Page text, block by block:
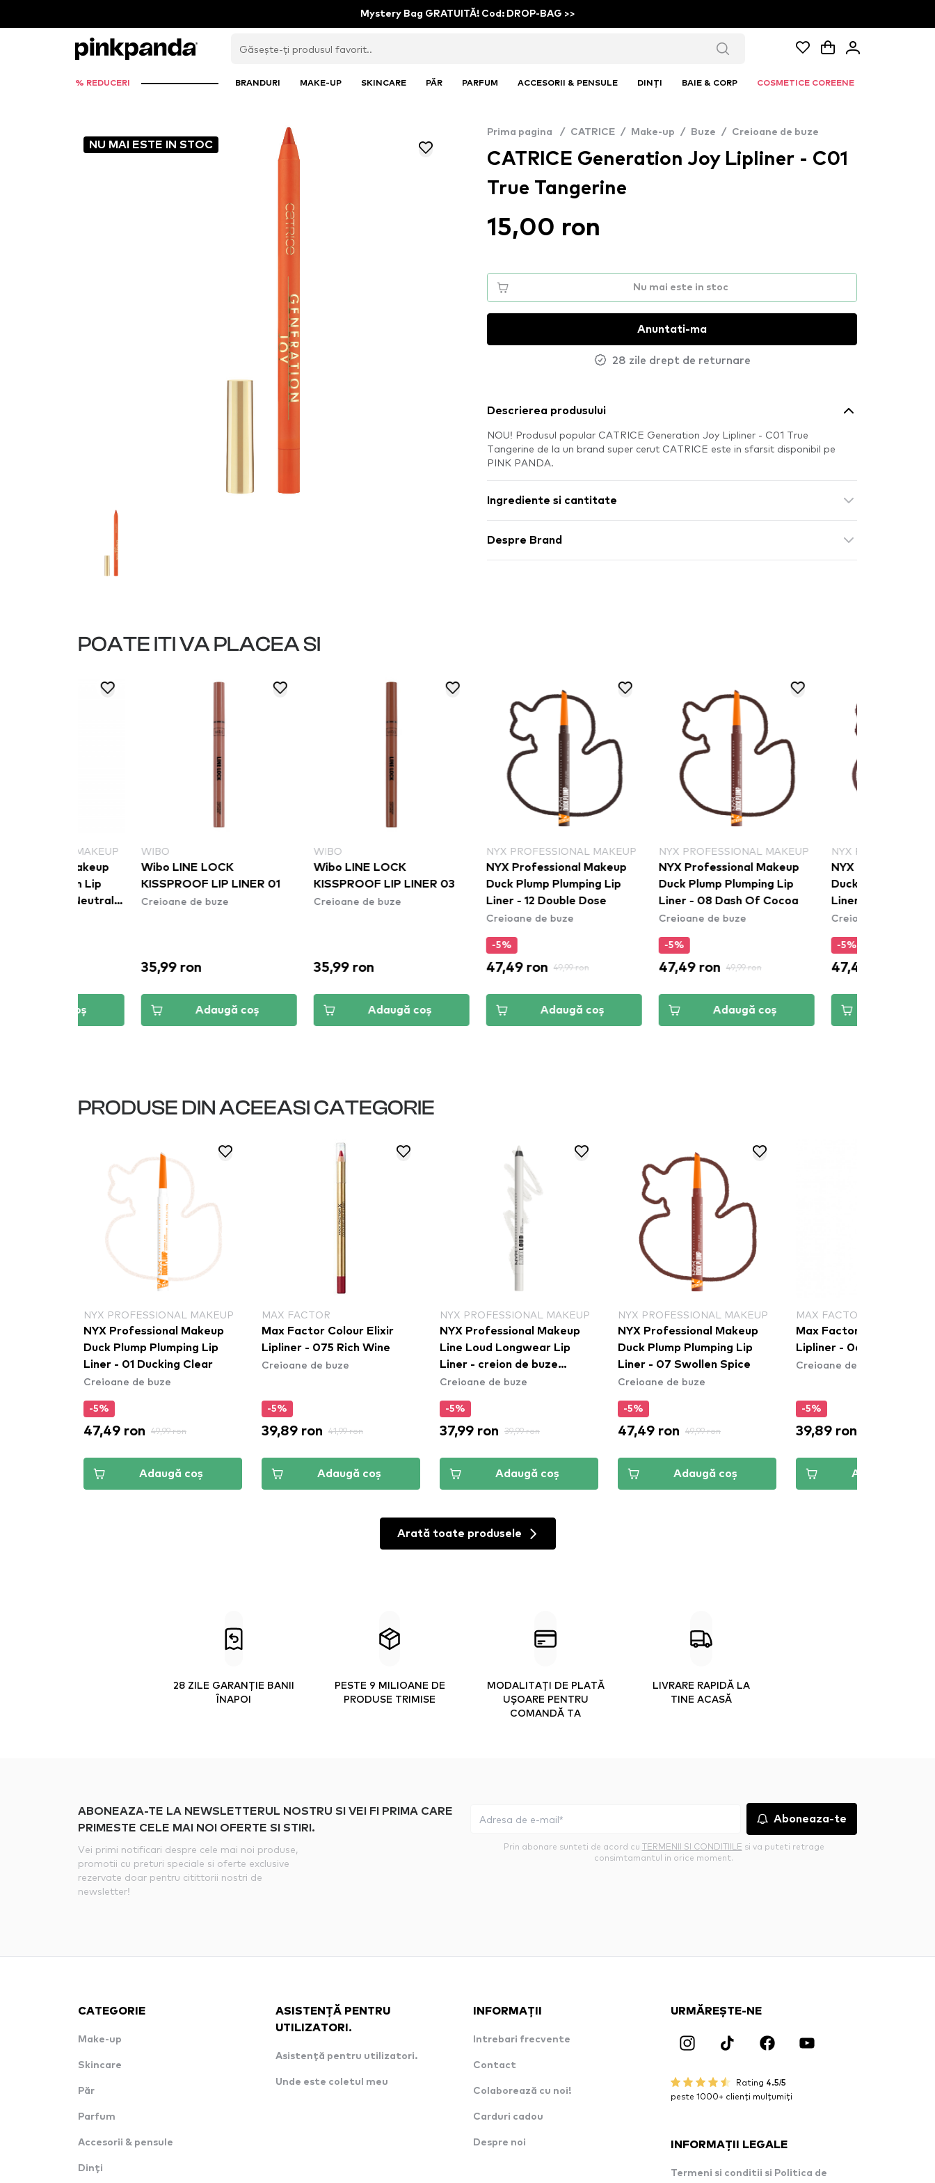
Mystery Bag GRATUITĂ! Cod: DROP-BAG >>
% REDUCERI BRANDURI MAKE-UP SKINCARE PĂR PARFUM ACCESORII & PENSULE DINȚI BAIE & CORP COSMETICE COREENE
NU MAI ESTE IN STOC
Prima pagina / CATRICE / Make-up / Buze / Creioane de buze
CATRICE Generation Joy Lipliner - C01
True Tangerine
15,00 ron
Nu mai este in stoc
Anuntati-ma
28 zile drept de returnare
Descrierea produsului
NOU! Produsul popular CATRICE Generation Joy Lipliner - C01 True
Tangerine de la un brand super cerut CATRICE este in sfarsit disponibil pe
PINK PANDA.
Ingrediente si cantitate
Despre Brand
POATE ITI VA PLACEA SI
WIBO
Wibo LINE LOCK
KISSPROOF LIP LINER 01
Creioane de buze
35,99 ron
Adaugă coș
Wibo LINE LOCK
KISSPROOF LIP LINER 03
Creioane de buze
35,99 ron
Adaugă coș
NYX PROFESSIONAL MAKEUP
NYX Professional Makeup
Duck Plump Plumping Lip
Liner - 12 Double Dose
Creioane de buze
47,49 ron 49,99 ron
Adaugă coș
NYX PROFESSIONAL MAKEUP
NYX Professional Makeup
Duck Plump Plumping Lip
Liner - 08 Dash Of Cocoa
Creioane de buze
47,49 ron 49,99 ron
Adaugă coș
NYX PROFESSIONAL MAKEUP
NYX Professional Makeup
Duck Plump Plumping Lip
Liner - 04 Fill Em' In
Creioane de buze
47,49 ron 49,99 ron
Adaugă coș
PRODUSE DIN ACEEASI CATEGORIE
NYX PROFESSIONAL MAKEUP
NYX Professional Makeup
Duck Plump Plumping Lip
Liner - 01 Ducking Clear
Creioane de buze
-5%
47,49 ron 49,99 ron
Adaugă coș
MAX FACTOR
Max Factor Colour Elixir
Lipliner - 075 Rich Wine
Creioane de buze
-5%
39,89 ron 41,99 ron
Adaugă coș
NYX PROFESSIONAL MAKEUP
NYX Professional Makeup
Line Loud Longwear Lip
Liner - creion de buze
Gimme Drama (LLLP01)
Creioane de buze
-5%
37,99 ron 39,99 ron
Adaugă coș
NYX PROFESSIONAL MAKEUP
NYX Professional Makeup
Duck Plump Plumping Lip
Liner - 07 Swollen Spice
Creioane de buze
-5%
47,49 ron 49,99 ron
Adaugă coș
MAX FACTOR
Max Factor Colour Elixir
Lipliner - 060 Red Ruby
Creioane de buze
-5%
39,89 ron
Adaugă coș
Arată toate produsele
28 ZILE GARANȚIE BANII
ÎNAPOI
PESTE 9 MILIOANE DE
PRODUSE TRIMISE
MODALITAȚI DE PLATĂ
UȘOARE PENTRU
COMANDĂ TA
LIVRARE RAPIDĂ LA
TINE ACASĂ
ABONEAZA-TE LA NEWSLETTERUL NOSTRU SI VEI FI PRIMA CARE
PRIMESTE CELE MAI NOI OFERTE SI STIRI.
Vei primi notificari despre cele mai noi produse,
promotii cu preturi speciale si oferte exclusive
rezervate doar pentru citittorii nostri de
newsletter!
Aboneaza-te
Prin abonare sunteti de acord cu TERMENII SI CONDITIILE si va puteti retrage
consimtamantul in orice moment.
CATEGORIE
Make-up
Skincare
Păr
Parfum
Accesorii & pensule
Dinți
ASISTENȚĂ PENTRU
UTILIZATORI.
Asistență pentru utilizatori.
Unde este coletul meu
INFORMAȚII
Intrebari frecvente
Contact
Colaborează cu noi!
Carduri cadou
Despre noi
URMĂREȘTE-NE
Rating 4.5/5
peste 1000+ clienți mulțumiți
INFORMAȚII LEGALE
Termeni si conditii si Politica de